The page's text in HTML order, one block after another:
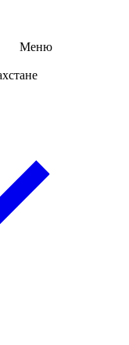
Меню